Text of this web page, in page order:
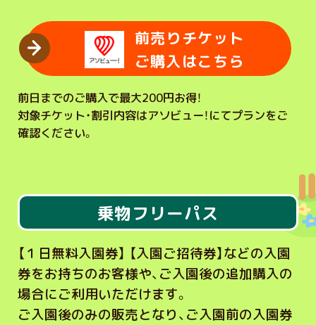
前売りチケット
ご購入はこちら
前日までのご購入で最大200円お得！
対象チケット・割引内容はアソビュー！にてプランをご
確認ください。
乗物フリーパス
【１日無料入園券】 【入園ご招待券】などの入園
券をお持ちのお客様や、ご入園後の追加購入の
場合にご利用いただけます。
ご入園後のみの販売となり、ご入園前の入園券